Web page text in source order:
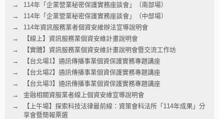
114年「企業營業秘密保護實務座談會」（南部場）
114年「企業營業秘密保護實務座談會」（中部場）
114年資訊服務業者個資安維辦法宣導說明會
【線上】資訊服務業個資安維計畫說明會
【實體】資訊服務業個資安維計畫說明會暨交流工作坊
【台北場1】通訊傳播事業個資保護實務專題講座
【台北場2】通訊傳播事業個資保護實務專題講座
【台北場3】通訊傳播事業個資保護實務專題講座
金融相關資服業者線上個資安維宣導說明會
【上午場】探索科技法律最前線：資策會科法所「114年成果」分
享會暨簡報票選